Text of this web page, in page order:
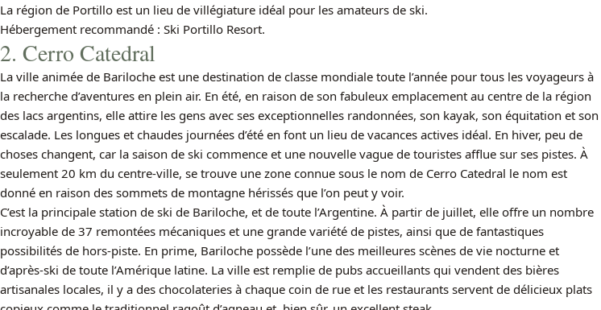
La région de Portillo est un lieu de villégiature idéal pour les amateurs de ski.
Hébergement recommandé : Ski Portillo Resort.
2. Cerro Catedral
La ville animée de Bariloche est une destination de classe mondiale toute l’année pour tous les voyageurs à
la recherche d’aventures en plein air. En été, en raison de son fabuleux emplacement au centre de la région
des lacs argentins, elle attire les gens avec ses exceptionnelles randonnées, son kayak, son équitation et son
escalade. Les longues et chaudes journées d’été en font un lieu de vacances actives idéal. En hiver, peu de
choses changent, car la saison de ski commence et une nouvelle vague de touristes afflue sur ses pistes. À
seulement 20 km du centre-ville, se trouve une zone connue sous le nom de Cerro Catedral le nom est
donné en raison des sommets de montagne hérissés que l’on peut y voir.
C’est la principale station de ski de Bariloche, et de toute l’Argentine. À partir de juillet, elle offre un nombre
incroyable de 37 remontées mécaniques et une grande variété de pistes, ainsi que de fantastiques
possibilités de hors-piste. En prime, Bariloche possède l’une des meilleures scènes de vie nocturne et
d’après-ski de toute l’Amérique latine. La ville est remplie de pubs accueillants qui vendent des bières
artisanales locales, il y a des chocolateries à chaque coin de rue et les restaurants servent de délicieux plats